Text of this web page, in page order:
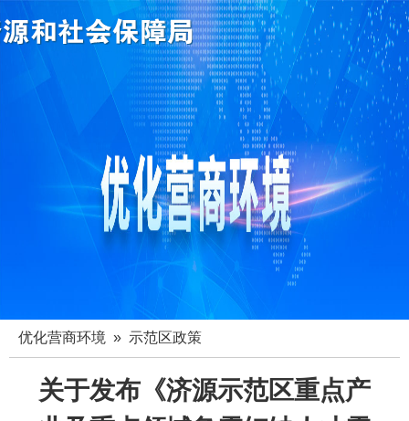
优化营商环境 » 示范区政策
关于发布《济源示范区重点产